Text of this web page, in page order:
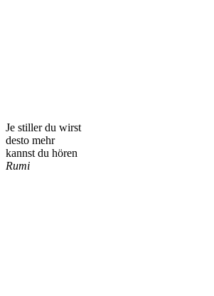
Je stiller du wirst
desto mehr
kannst du hören
Rumi